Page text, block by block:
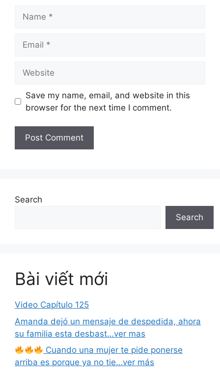
Save my name, email, and website in this
browser for the next time I comment.
Search
Search
Bài viết mới
Video Capítulo 125
Amanda dejó un mensaje de despedida, ahora
su familia esta desbast…ver mas
Cuando una mujer te pide ponerse
arriba es porque ya no tie…ver más